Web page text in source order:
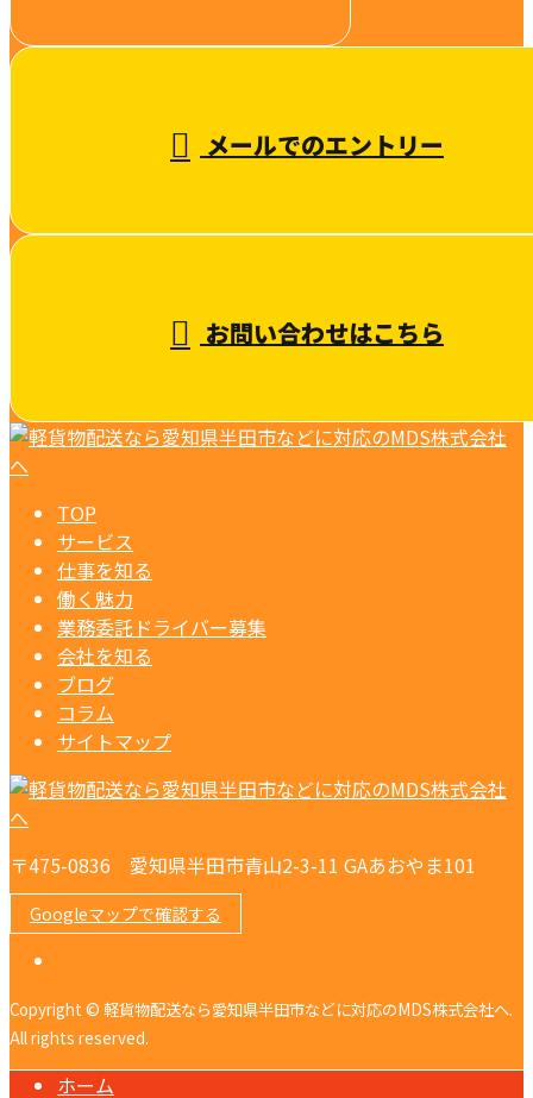
メールでのエントリー
お問い合わせはこちら
TOP
サービス
仕事を知る
働く魅力
業務委託ドライバー募集
会社を知る
ブログ
コラム
サイトマップ
〒475-0836 愛知県半田市青山2-3-11 GAあおやま101
Googleマップで確認する
Copyright © 軽貨物配送なら愛知県半田市などに対応のMDS株式会社へ.
All rights reserved.
ホーム